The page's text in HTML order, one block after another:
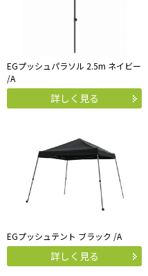
EGプッシュパラソル 2.5m ネイビー
/A
詳しく見る
EGプッシュテント ブラック /A
詳しく見る